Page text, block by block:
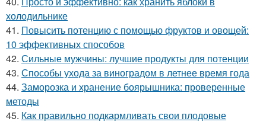
холодильнике
41. Повысить потенцию с помощью фруктов и овощей:
10 эффективных способов
42. Сильные мужчины: лучшие продукты для потенции
43. Способы ухода за виноградом в летнее время года
44. Заморозка и хранение боярышника: проверенные
методы
45. Как правильно подкармливать свои плодовые